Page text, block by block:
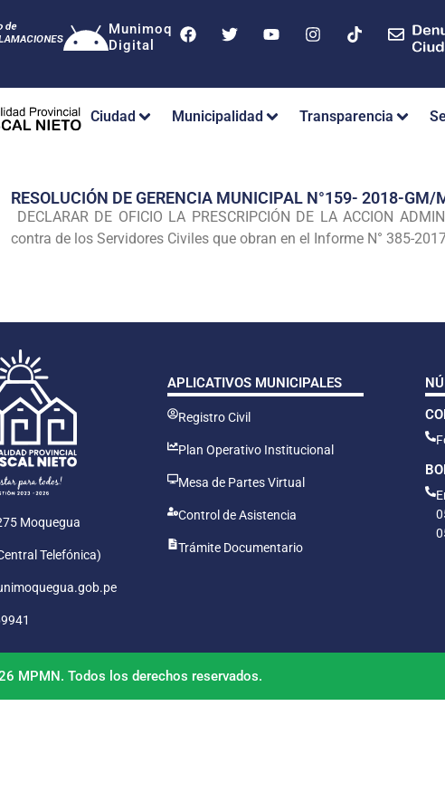
Munimoq
Digital
Ciudad Municipalidad Transparencia
RESOLUCIÓN DE GERENCIA MUNICIPAL N°159- 2018-GM/
DECLARAR DE OFICIO LA PRESCRIPCIÓN DE LA ACCION
contra de los Servidores Civiles que obran en el Informe N° 385-
Moquegua
Telefónica)
APLICATIVOS MUNICIPALES
Registro Civil
Plan Operativo Institucional
Mesa de Partes Virtual
Control de Asistencia
Trámite Documentario
MPMN. Todos los derechos reservados.